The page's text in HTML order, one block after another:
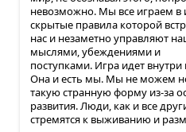
невозможно. Мы все играем в
скрытые правила которой
нас и незаметно управляют
мыслями, убеждениями и
поступками. Игра идет внутри
Она и есть мы. Мы не можем
такую странную форму из-за
развития. Люди, как и все
стремятся к выживанию и